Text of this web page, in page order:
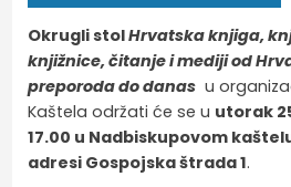
Okrugli stolHrvatska knjiga,
knjižnice, čitanje i mediji od
preporoda do danas u
Kaštela održati će se u utorak
17.00 u Nadbiskupovom
adresi Gospojska štrada 1.